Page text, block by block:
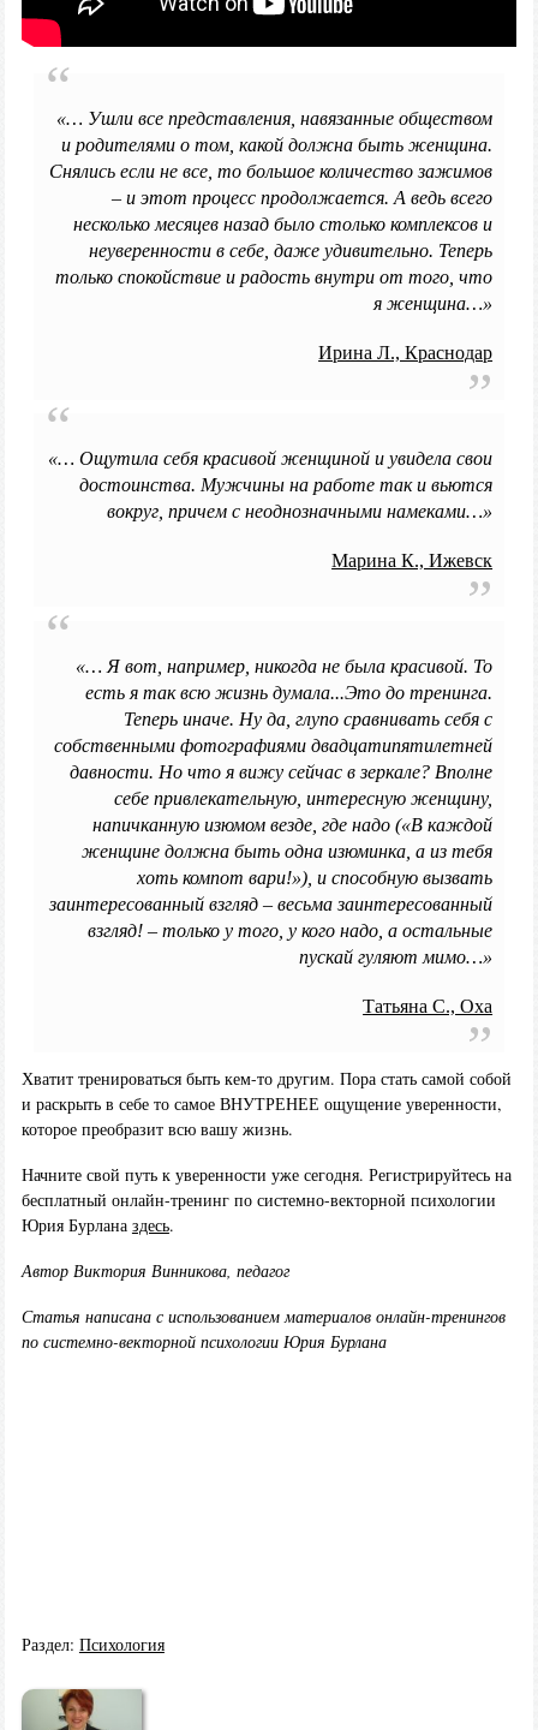
«… Ушли все представления, навязанные обществом
и родителями о том, какой должна быть женщина.
Снялись если не все, то большое количество зажимов
– и этот процесс продолжается. А ведь всего
несколько месяцев назад было столько комплексов и
неуверенности в себе, даже удивительно. Теперь
только спокойствие и радость внутри от того, что
я женщина…»
Ирина Л., Краснодар
«… Ощутила себя красивой женщиной и увидела свои
достоинства. Мужчины на работе так и вьются
вокруг, причем с неоднозначными намеками…»
Марина К., Ижевск
«… Я вот, например, никогда не была красивой. То
есть я так всю жизнь думала...Это до тренинга.
Теперь иначе. Ну да, глупо сравнивать себя с
собственными фотографиями двадцатипятилетней
давности. Но что я вижу сейчас в зеркале? Вполне
себе привлекательную, интересную женщину,
напичканную изюмом везде, где надо («В каждой
женщине должна быть одна изюминка, а из тебя
хоть компот вари!»), и способную вызвать
заинтересованный взгляд – весьма заинтересованный
взгляд! – только у того, у кого надо, а остальные
пускай гуляют мимо…»
Татьяна С., Оха
Хватит тренироваться быть кем-то другим. Пора стать самой собой
и раскрыть в себе то самое ВНУТРЕНЕЕ ощущение уверенности,
которое преобразит всю вашу жизнь.
Начните свой путь к уверенности уже сегодня. Регистрируйтесь на
бесплатный онлайн-тренинг по системно-векторной психологии
Юрия Бурлана здесь.
Автор Виктория Винникова, педагог
Статья написана с использованием материалов онлайн-тренингов
по системно-векторной психологии Юрия Бурлана
Раздел: Психология